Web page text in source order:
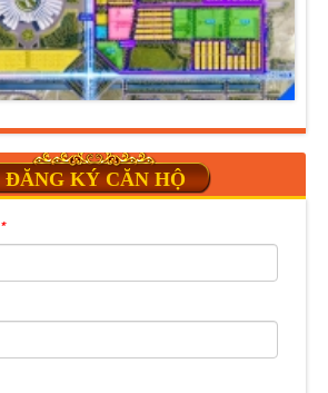
ĐĂNG KÝ CĂN HỘ
*